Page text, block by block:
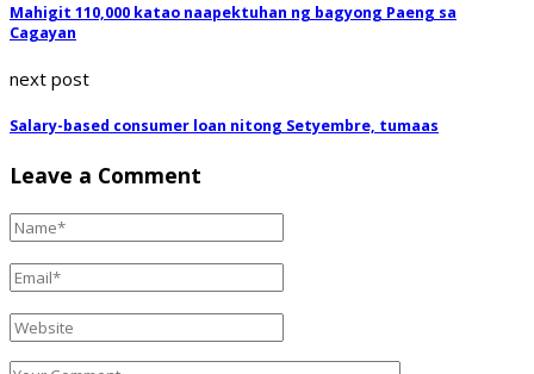
Mahigit 110,000 katao naapektuhan ng bagyong Paeng sa
Cagayan
next post
Salary-based consumer loan nitong Setyembre, tumaas
Leave a Comment